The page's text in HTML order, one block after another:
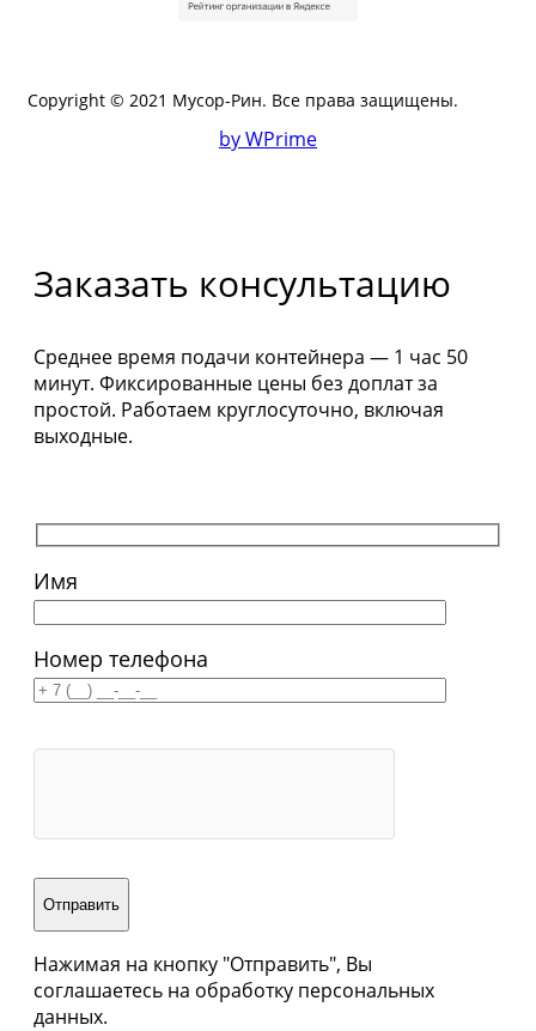
Copyright © 2021 Мусор-Рин. Все права защищены.
by WPrime
Заказать консультацию
Среднее время подачи контейнера — 1 час 50
минут. Фиксированные цены без доплат за
простой. Работаем круглосуточно, включая
выходные.
Имя
Номер телефона
Отправить
Нажимая на кнопку "Отправить", Вы
соглашаетесь на обработку персональных
данных.